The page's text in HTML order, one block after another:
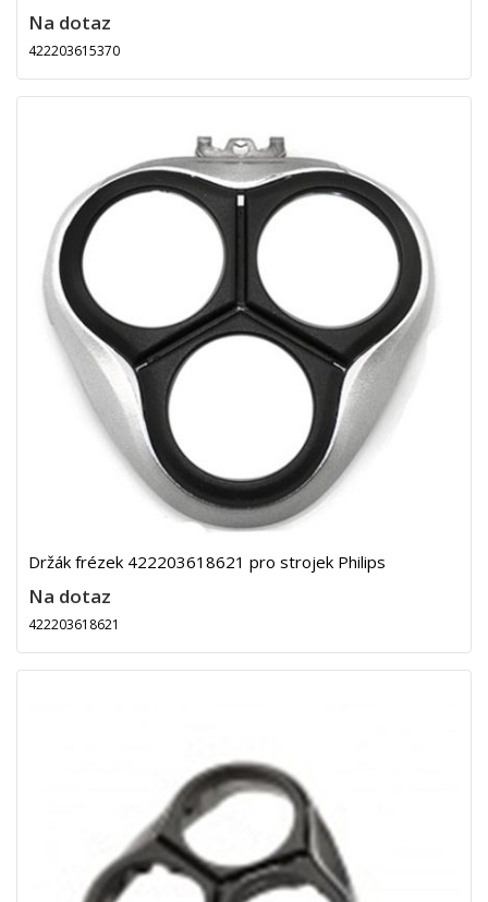
Na dotaz
422203615370
Držák frézek 422203618621 pro strojek Philips
Na dotaz
422203618621